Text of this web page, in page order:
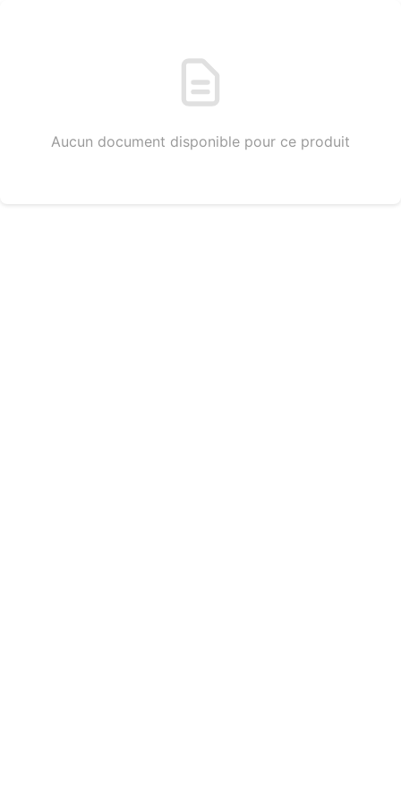
Aucun document disponible pour ce produit